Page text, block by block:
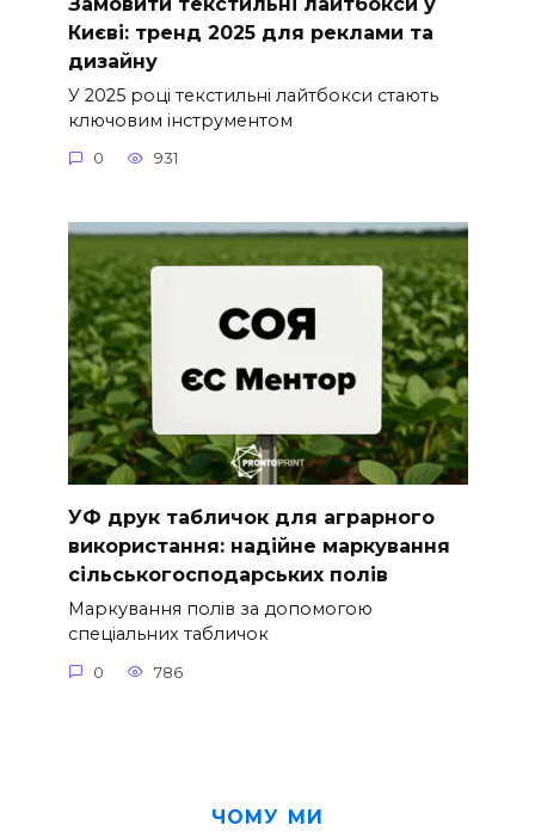
Києві: тренд 2025 для реклами та
дизайну
У 2025 році текстильні лайтбокси стають
ключовим інструментом
0 931
УФ друк табличок для аграрного
використання: надійне маркування
сільськогосподарських полів
Маркування полів за допомогою
спеціальних табличок
0 786
ЧОМУ МИ